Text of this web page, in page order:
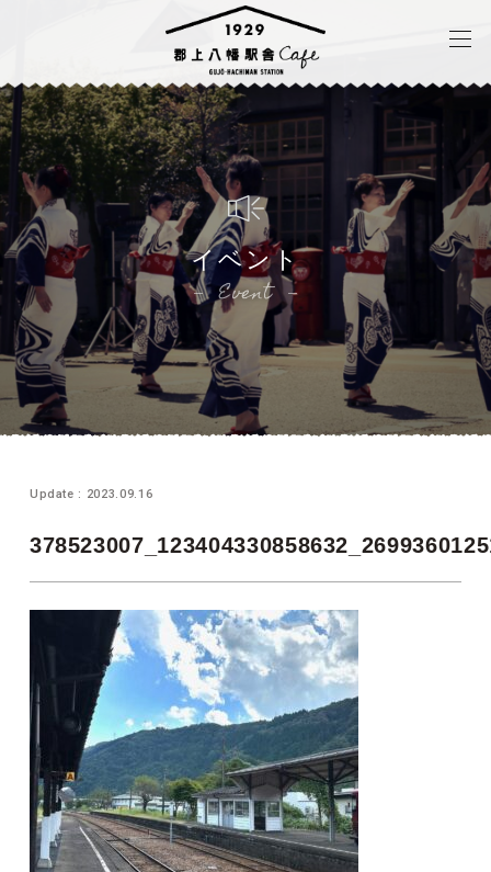
イベント
Event
Update : 2023.09.16